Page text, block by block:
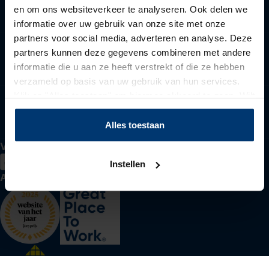
en om ons websiteverkeer te analyseren. Ook delen we
informatie over uw gebruik van onze site met onze
partners voor social media, adverteren en analyse. Deze
partners kunnen deze gegevens combineren met andere
informatie die u aan ze heeft verstrekt of die ze hebben
verzameld op basis van uw gebruik van hun services.
u liever geen cookies, klik dan op "instellen". Op onze
kunt u meer lezen over onze cookies.
Alles toestaan
Instellen
Voor werkzoekenden
Voor werkgevers
Over Actief Werkt
Volg ons
Awards